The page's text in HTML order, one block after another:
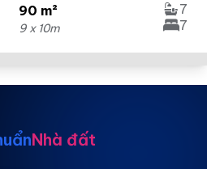
90 m²
9 x 10m
7
7
Nhà đất